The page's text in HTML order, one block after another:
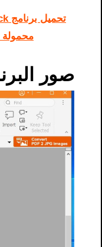
محمولة
صور